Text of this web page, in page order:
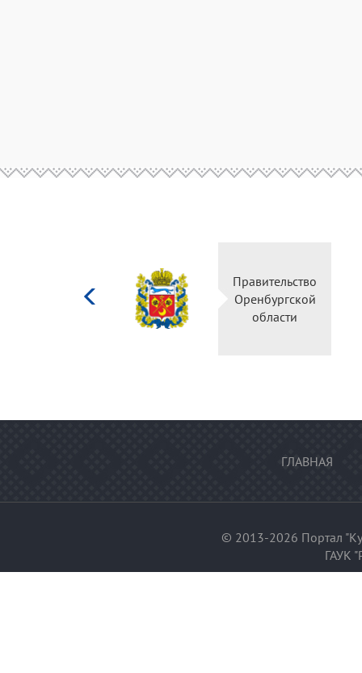
Министерство
культуры
Российской
федерации
ГЛАВНАЯ
© 2013-2026 Портал
ГАУК